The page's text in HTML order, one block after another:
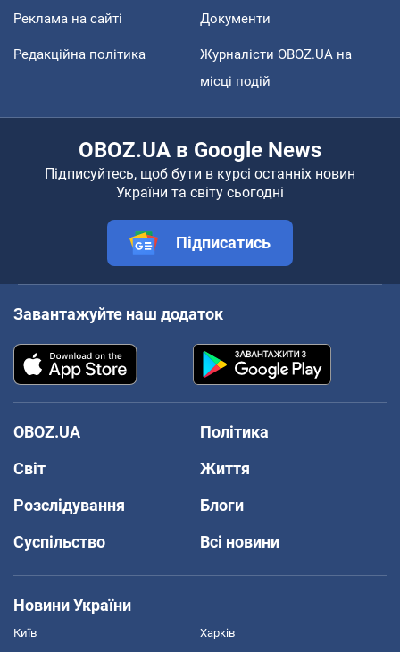
Реклама на сайті Документи
Редакційна політика
Журналісти OBOZ.UA на
місці подій
OBOZ.UA в Google News
Підписуйтесь, щоб бути в курсі останніх новин
України та світу сьогодні
Підписатись
Завантажуйте наш додаток
OBOZ.UA
Політика
Світ
Життя
Розслідування
Блоги
Суспільство
Всі новини
Новини України
Київ Харків